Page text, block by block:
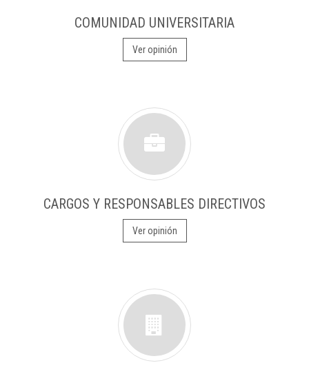
COMUNIDAD UNIVERSITARIA
Ver opinión
CARGOS Y RESPONSABLES DIRECTIVOS
Ver opinión